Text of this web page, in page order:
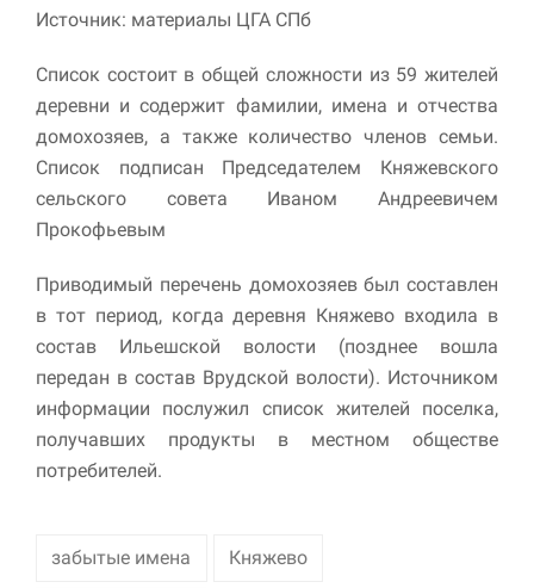
Источник: материалы ЦГА СПб
Список состоит в общей сложности из 59 жителей
деревни и содержит фамилии, имена и отчества
домохозяев, а также количество членов семьи.
Список подписан Председателем Княжевского
сельского совета Иваном Андреевичем
Прокофьевым
Приводимый перечень домохозяев был составлен
в тот период, когда деревня Княжево входила в
состав Ильешской волости (позднее вошла
передан в состав Врудской волости). Источником
информации послужил список жителей поселка,
получавших продукты в местном обществе
потребителей.
забытые имена Княжево
улучшить
сайта, исходя из
того, как он
Пользовательский
максимально
эффективной работы
нашего сайта во
время вашего
посещения, отказ от
использования этих
файлов cookie
приведет к